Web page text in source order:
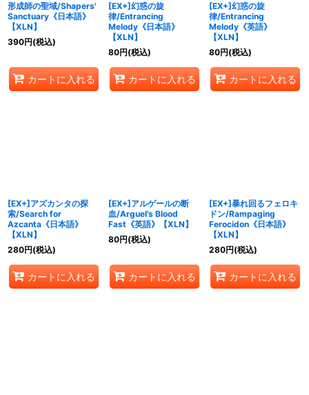
形成師の聖域/Shapers'
Sanctuary《日本語》
【XLN】
390円(税込)
カートに入れる
[EX+]幻惑の旋
律/Entrancing
Melody《日本語》
【XLN】
80円(税込)
カートに入れる
[EX+]幻惑の旋
律/Entrancing
Melody《英語》
【XLN】
80円(税込)
カートに入れる
[EX+]アズカンタの探
索/Search for
Azcanta《日本語》
【XLN】
280円(税込)
カートに入れる
[EX+]アルゲールの断
血/Arguel's Blood
Fast《英語》【XLN】
80円(税込)
カートに入れる
[EX+]暴れ回るフェロキ
ドン/Rampaging
Ferocidon《日本語》
【XLN】
280円(税込)
カートに入れる